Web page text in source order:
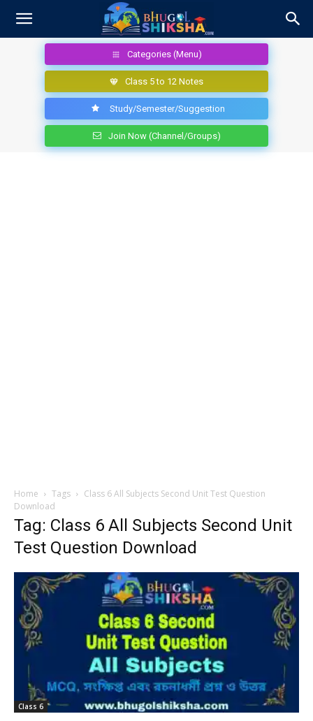
Categories (Menu)
Class 5 to 12 Notes
Study/Semester/Suggestion
Join Now (Channel/Groups)
Home Tags
Class 6 All Subjects Second Unit Test Question
Download
Tag: Class 6 All Subjects Second Unit
Test Question Download
Class 6